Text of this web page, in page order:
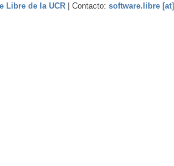
Libre de la UCR | Contacto: software.libre